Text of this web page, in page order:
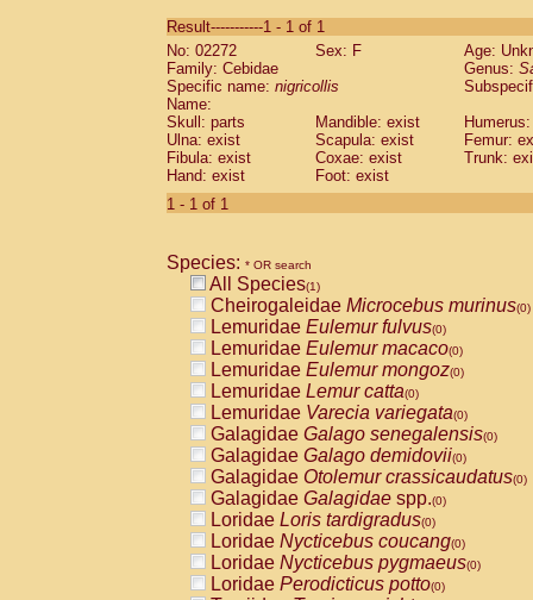
CebidaeSaguinus labiatus(0)
Cebidae Saguinus leucopus (0)
Cebidae
CebidaeSaguinus mystax
Cebidae Saguinus nigricollis (1)
Cebidae Saguinus oedipus
Cebidae Saguinus weddelli
Cebidae Saguinusspp.
Cebidae
CebidaeCebus capucinus
CebidaeCebus nigrivittatus
CebidaeCebus spp.(0)
CebidaeSaimiri boliviensis(0)
CebidaeSaimiri sciureus(0)
AtelidaeAlouatta caraya(0)
AtelidaeAlouatta fusca(0)
AtelidaeAlouatta seniculus(0)
AtelidaeAlouattaspp.(0)
AtelidaeAteles belzebuth(0)
AtelidaeAteles geoffroyi(0)
AtelidaeAteles paniscus(0)
AtelidaeAtelesspp.(0)
AtelidaeLagothrix lagothricha(0)
AtelidaeLagothrix lagothricha cana
PitheciidaeCacajao calvus
Result-----------1 - 1 of 1
No: 02272
Sex: F
Age:
Family: Cebidae
Genus:
Specific name: nigricollis
Name:
Skull: parts
Mandible: exist
Ulna: exist
Scapula: exist
Femur:
Fibula: exist
Coxae: exist
Trunk:
Hand: exist
Foot: exist
1 - 1 of 1
Species: * OR search
All Species(1)
Cheirogaleidae Microcebus murinus(0)
Lemuridae Eulemur fulvus(0)
Lemuridae Eulemur macaco(0)
Lemuridae Eulemur mongoz(0)
Lemuridae Lemur catta(0)
Lemuridae Varecia variegata(0)
Galagidae Galago senegalensis(0)
Galagidae Galago demidovii(0)
Galagidae Otolemur crassicaudatus(0)
Galagidae Galagidae spp.(0)
Loridae Loris tardigradus(0)
Loridae Nycticebus coucang(0)
Loridae Nycticebus pygmaeus(0)
Loridae Perodicticus potto(0)